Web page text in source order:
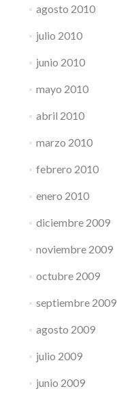
agosto 2010
julio 2010
junio 2010
mayo 2010
abril 2010
marzo 2010
febrero 2010
enero 2010
diciembre 2009
noviembre 2009
octubre 2009
septiembre 2009
agosto 2009
julio 2009
junio 2009